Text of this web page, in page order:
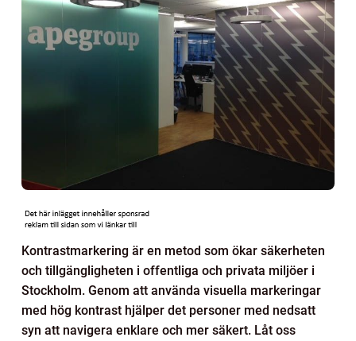
Kontrastmarkering är en metod som ökar säkerheten
och tillgängligheten i offentliga och privata miljöer i
Stockholm. Genom att använda visuella markeringar
med hög kontrast hjälper det personer med nedsatt
syn att navigera enklare och mer säkert. Låt oss